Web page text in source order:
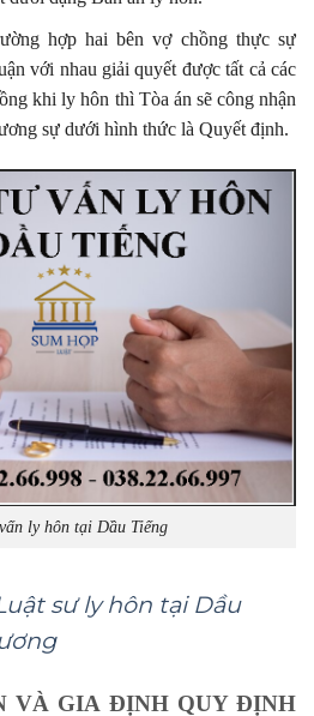
hợp hai bên vợ chồng thực sự
với nhau giải quyết được tất cả các
khi ly hôn thì Tòa án sẽ công nhận
sự dưới hình thức là Quyết định.
ly hôn tại Dầu Tiếng
sư ly hôn tại Dầu
VÀ GIA ĐỊNH QUY ĐỊNH